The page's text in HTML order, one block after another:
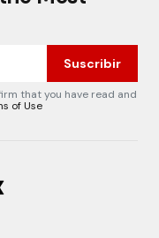
Suscribir
that you have read and
of Use